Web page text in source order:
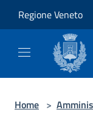
Regione Veneto
Home >